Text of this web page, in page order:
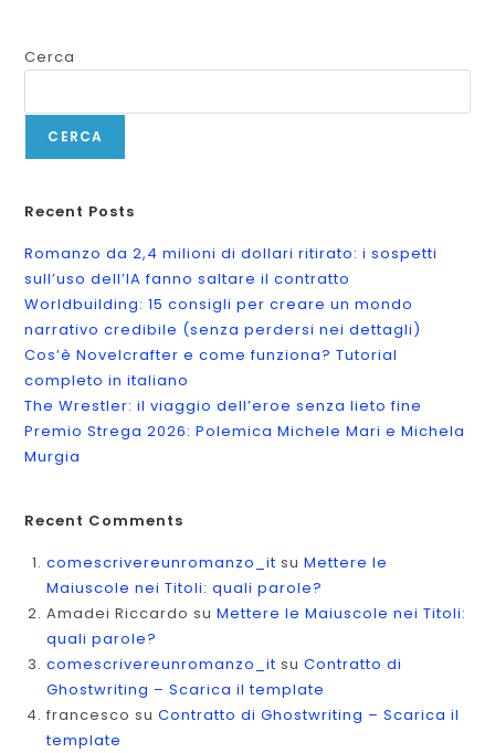
Cerca
CERCA
Recent Posts
Romanzo da 2,4 milioni di dollari ritirato: i sospetti
sull’uso dell’IA fanno saltare il contratto
Worldbuilding: 15 consigli per creare un mondo
narrativo credibile (senza perdersi nei dettagli)
Cos’è Novelcrafter e come funziona? Tutorial
completo in italiano
The Wrestler: il viaggio dell’eroe senza lieto fine
Premio Strega 2026: Polemica Michele Mari e Michela
Murgia
Recent Comments
comescrivereunromanzo_it suMettere le
Maiuscole nei Titoli: quali parole?
Amadei Riccardo suMettere le Maiuscole nei Titoli:
quali parole?
comescrivereunromanzo_it suContratto di
Ghostwriting – Scarica il template
francesco suContratto di Ghostwriting – Scarica il
template